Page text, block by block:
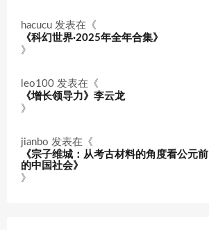
hacucu 发表在《
《科幻世界·2025年全年合集》
》
leo100 发表在《
《增长领导力》李云龙
》
jianbo 发表在《
《宗子维城：从考古材料的角度看公元
的中国社会》
》